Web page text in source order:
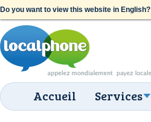
Do you want to view this website in English?
Accueil Services